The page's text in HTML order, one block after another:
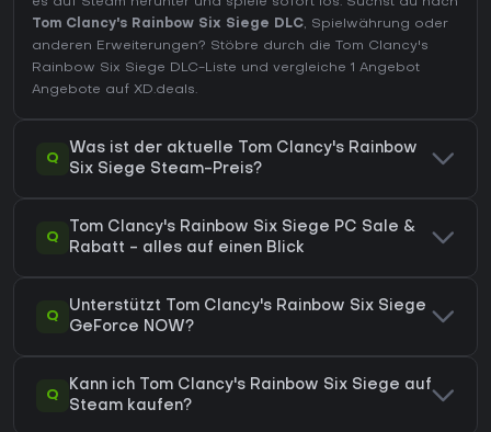
Tom Clancy's Rainbow Six Siege DLC, Spielwährung oder
anderen Erweiterungen? Stöbre durch die Tom Clancy's
Rainbow Six Siege DLC-Liste und vergleiche 1 Angebot
Angebote auf XD.deals.
Q
Was ist der aktuelle Tom Clancy's Rainbow
Six Siege Steam-Preis?
Q
Tom Clancy's Rainbow Six Siege PC Sale &
Rabatt - alles auf einen Blick
Q
Unterstützt Tom Clancy's Rainbow Six Siege
GeForce NOW?
Q
Kann ich Tom Clancy's Rainbow Six Siege auf
Steam kaufen?